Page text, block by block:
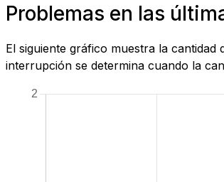
Problemas en las
El siguiente gráfico muestra la
interrupción se determina cuando la